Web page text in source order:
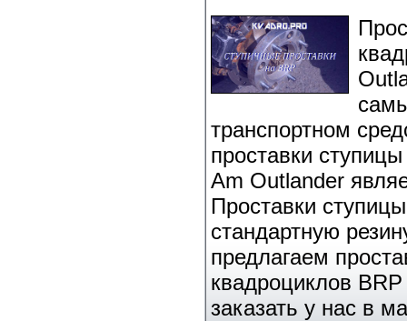
транспортном
проставки
Am Outlander
Проставки
стандартную
предлагаем
квадроциклов
заказать у нас в